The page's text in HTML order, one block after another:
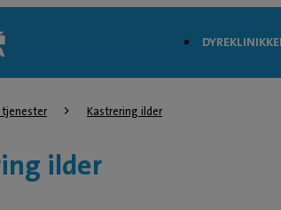
tjenester Kastrering ilder
ilder